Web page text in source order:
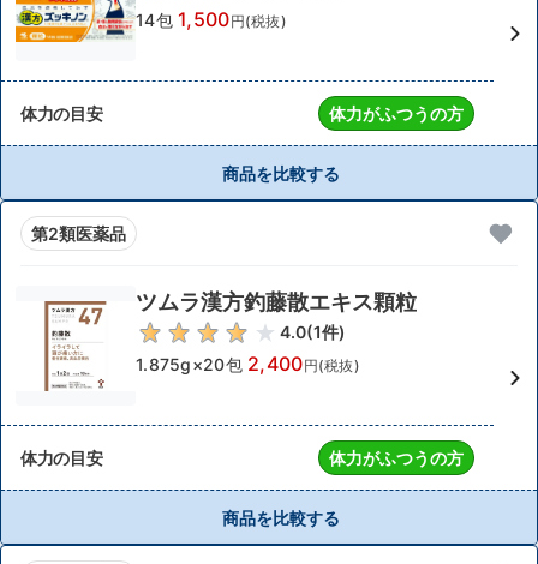
14包 1,500円(税抜)
体力の目安 体力がふつうの方
商品を比較する
第2類医薬品
ツムラ漢方釣藤散エキス顆粒
4.0(1件)
1.875g×20包 2,400円(税抜)
体力の目安 体力がふつうの方
商品を比較する